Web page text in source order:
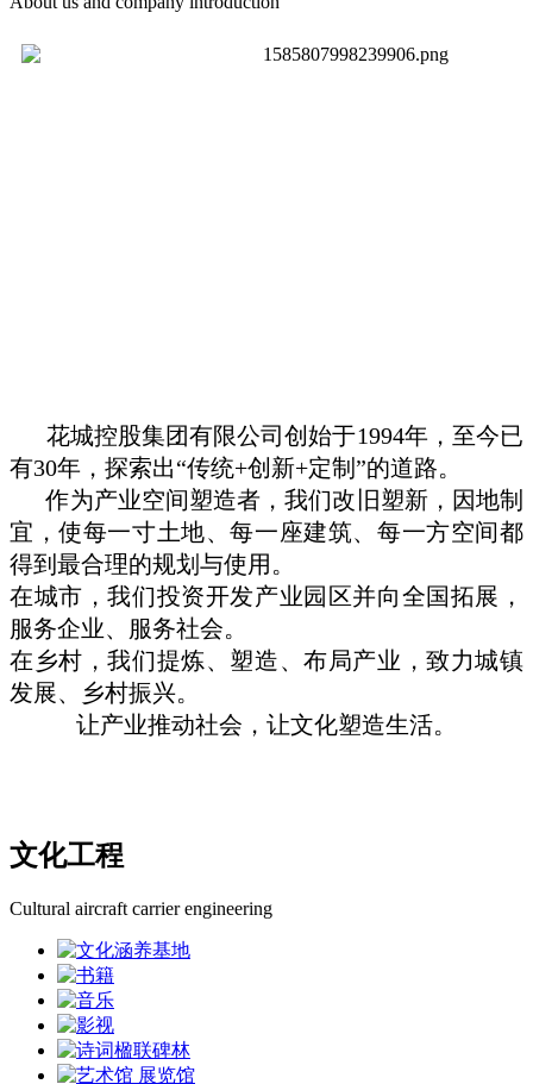
花城控股集团有限公司创始于1994年，至今已
有30年，探索出“传统+创新+定制 ”的道路。
作为产业空间塑造者，我们改旧塑新，因地制
宜，使每一寸土地、每一座建筑、每一方空间都
得到最合理的规划与使用。
在城市，我们投资开发产业园区并向全国拓展，
服务企业、服务社会。
在乡村，我们提炼、塑造、布局产业，致力城镇
发展、乡村振兴。
让产业推动社会，让文化塑造生活。
文化工程
Cultural aircraft carrier engineering